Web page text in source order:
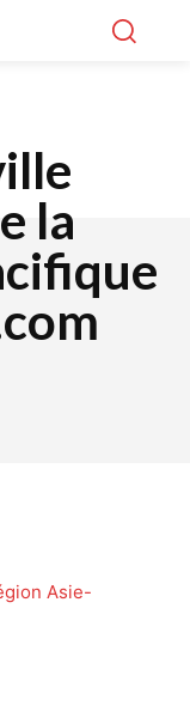
la
Asie-